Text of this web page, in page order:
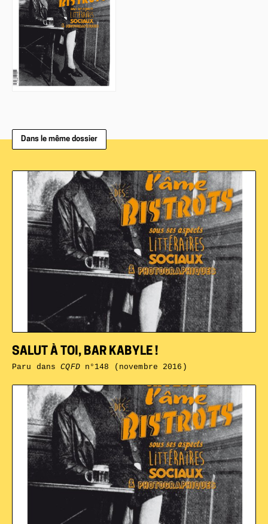
Dans le même dossier
SALUT À TOI, BAR KABYLE !
Paru dansCQFDn°148 (novembre 2016)